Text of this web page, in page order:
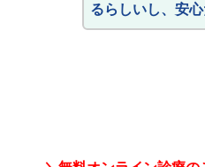
るらしいし、安心